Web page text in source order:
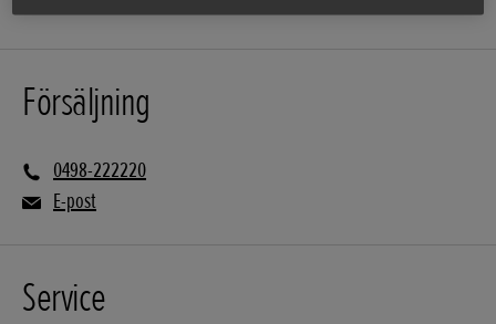
Försäljning
0498-222220
E-post
Service